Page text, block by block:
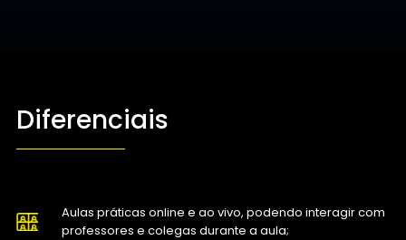
Diferenciais
Aulas práticas online e ao vivo, podendo interagir com
professores e colegas durante a aula;